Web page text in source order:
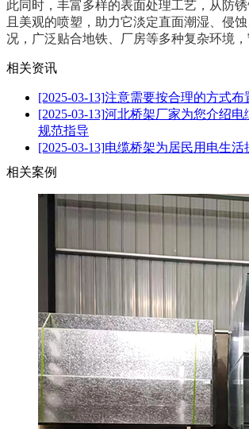
此同时，丰富多样的表面处理工艺，从防
且美观的喷塑，助力它淡定直面潮湿、侵
况，广泛贴合地铁、厂房等多种复杂环境，
相关资讯
[2025-03-13]注意需要按合理的方式布
[2025-03-13]河北桥架厂家为您介绍电
规范指导
[2025-03-13]电缆桥架为居民用电生活
相关案例